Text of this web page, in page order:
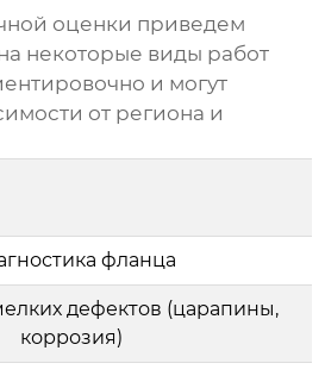
оценки приведем
некоторые виды работ
и могут
от региона и
фланца
дефектов (царапины,
коррозия)